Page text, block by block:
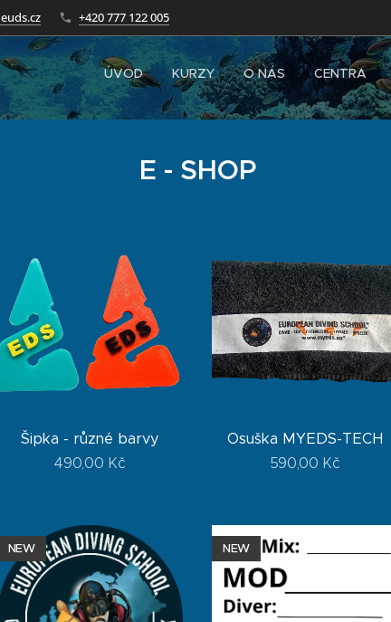
+420 777 122 005
ÚVOD KURZY O NÁS CENTRA
E - SHOP
Šipka - různé barvy
490,00 Kč
Osuška MYEDS-TECH
590,00 Kč
NEW NEW